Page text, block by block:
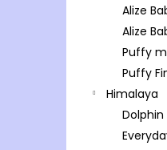
Alize
Alize
Puffy
Puffy
Himalaya
Dolphin